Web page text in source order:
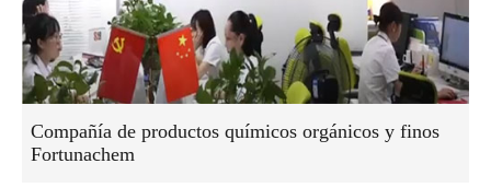
Compañía de productos químicos orgánicos y finos
Fortunachem